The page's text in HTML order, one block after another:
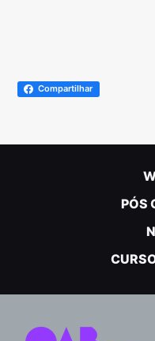
Compartilhar
PÓS